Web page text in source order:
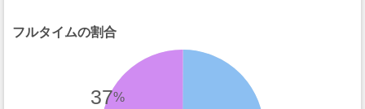
フルタイムの割合
37%